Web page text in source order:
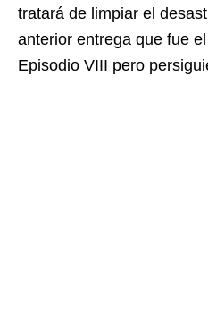
tratará de limpiar el
anterior entrega que fue
Episodio VIII pero